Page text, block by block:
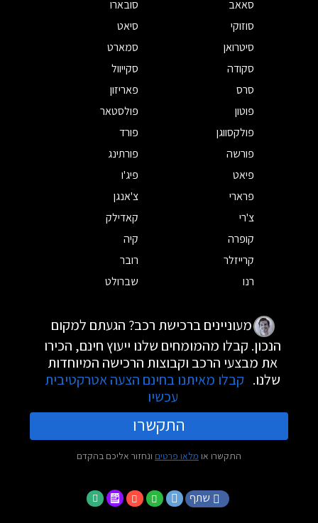
סאאב
סובארו
סוזוקי
סיאט
סיטרואן
סמארט
סקודה
סקייוול
סרס
פאריזון
פוטון
פולסטאר
פולקסווגן
פורד
פורשה
פורתינג
פיאט
פיג'ו
פרארי
צ'אנגן
צ'רי
קאדילק
קופרה
קיה
קרייזלר
רובר
רנו
שברולט
מעוניינים ברכישת רכב? הגעתם למקום
הנכון. קבלו מהמומחים שלנו ייעוץ חינם, הכירו
את מבצעי הרכב וקבוצות הרכישה המיוחדות
שלנו. קבלו מאיתנו בחינם הצעה אטרקטיבית
עכשיו
התקשרו
התקשרו או מלאו פרטים ונחזור אליכם בהקדם
שתף